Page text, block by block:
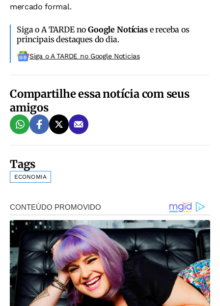
mercado formal.
Siga o A TARDE noGoogle Notíciase receba os
principais destaques do dia.
Siga o A TARDE no Google Noticias
Compartilhe essa notícia com seus
amigos
Tags
ECONOMIA